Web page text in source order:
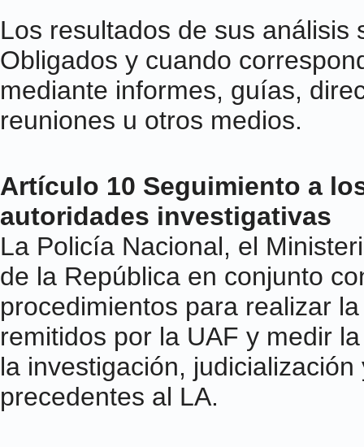
Los resultados de sus
Obligados y cuando
mediante informes, guías,
reuniones u otros medios.
Artículo 10 Seguimiento a
autoridades investigativas
La Policía Nacional, el
de la República en conjunto
procedimientos para realizar
remitidos por la UAF y medir
la investigación,
precedentes al LA.